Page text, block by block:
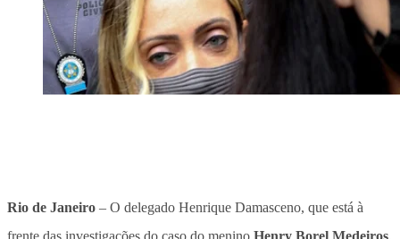
Rio de Janeiro – O delegado Henrique Damasceno, que está à
frente das investigações do caso do menino Henry Borel Medeiros,